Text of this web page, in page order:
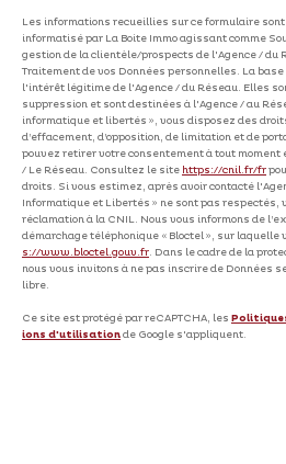
Les informations recueillies sur ce formulaire
informatisé par La Boite Immo agissant comme
gestion de la clientèle/prospects de l'Agence / du
Traitement de vos Données personnelles. La
l'intérêt légitime de l'Agence / du Réseau. Elles
suppression et sont destinées à l'Agence / au
informatique et libertés », vous disposez des
d’effacement, d’opposition, de limitation et de
pouvez retirer votre consentement à tout moment
/ Le Réseau. Consultez le site https://cnil.fr/fr
droits. Si vous estimez, après avoir contacté
Informatique et Libertés » ne sont pas respectés,
réclamation à la CNIL. Nous vous informons de
démarchage téléphonique « Bloctel », sur laquelle
s://www.bloctel.gouv.fr. Dans le cadre de la
nous vous invitons à ne pas inscrire de Données
libre.
Ce site est protégé par reCAPTCHA, les
ions d'utilisation de Google s'appliquent.